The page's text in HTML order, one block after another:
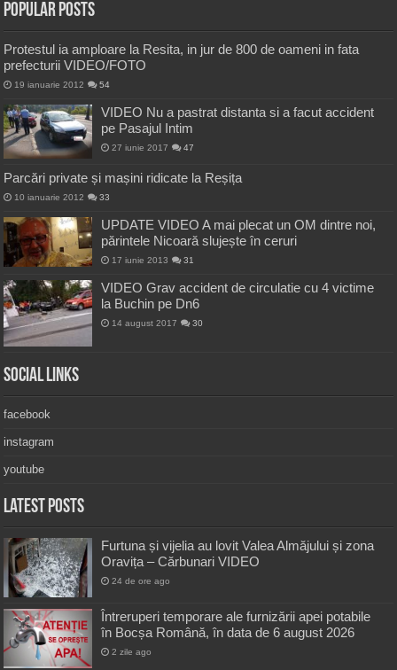
Popular Posts
Protestul ia amploare la Resita, in jur de 800 de oameni in fata
prefecturii VIDEO/FOTO
19 ianuarie 2012 54
VIDEO Nu a pastrat distanta si a facut accident
pe Pasajul Intim
27 iunie 2017 47
Parcări private și mașini ridicate la Reșița
10 ianuarie 2012 33
UPDATE VIDEO A mai plecat un OM dintre noi,
părintele Nicoară slujește în ceruri
17 iunie 2013 31
VIDEO Grav accident de circulatie cu 4 victime
la Buchin pe Dn6
14 august 2017 30
Social Links
facebook
instagram
youtube
Latest Posts
Furtuna și vijelia au lovit Valea Almăjului și zona
Oravița – Cărbunari VIDEO
24 de ore ago
Întreruperi temporare ale furnizării apei potabile
în Bocșa Română, în data de 6 august 2026
2 zile ago